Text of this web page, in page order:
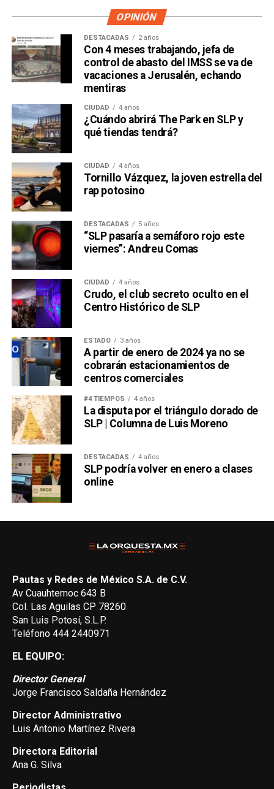
OPINIÓN
DESTACADAS 2 años
Con 4 meses trabajando, jefa de
control de abasto del IMSS se va de
vacaciones a Jerusalén, echando
mentiras
CIUDAD 4 años
¿Cuándo abrirá The Park en SLP y
qué tiendas tendrá?
CIUDAD 4 años
Tornillo Vázquez, la joven estrella del
rap potosino
DESTACADAS 5 años
“SLP pasaría a semáforo rojo este
viernes”: Andreu Comas
CIUDAD 4 años
Crudo, el club secreto oculto en el
Centro Histórico de SLP
ESTADO 3 años
A partir de enero de 2024 ya no se
cobrarán estacionamientos de
centros comerciales
#4 TIEMPOS 4 años
La disputa por el triángulo dorado de
SLP | Columna de Luis Moreno
DESTACADAS 4 años
SLP podría volver en enero a clases
online
Pautas y Redes de México S.A. de C.V.
Av Cuauhtemoc 643 B
Col. Las Aguilas CP 78260
San Luis Potosí, S.L.P.
Teléfono 444 2440971
EL EQUIPO:
Director General
Jorge Francisco Saldaña Hernández
Director Administrativo
Luis Antonio Martínez Rivera
Directora Editorial
Ana G. Silva